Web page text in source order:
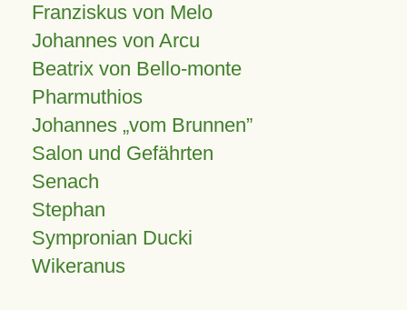
Franziskus von Melo
Johannes von Arcu
Beatrix von Bello-monte
Pharmuthios
Johannes vom Brunnen
Salon und Gefährten
Senach
Stephan
Sympronian Ducki
Wikeranus